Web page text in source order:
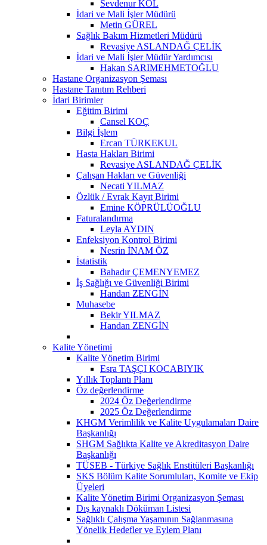
Sevdenur KOL
İdari ve Mali İşler Müdürü
Metin GÜREL
Sağlık Bakım Hizmetleri Müdürü
Revasiye ASLANDAĞ ÇELİK
İdari ve Mali İşler Müdür Yardımcısı
Hakan SARIMEHMETOĞLU
Hastane Organizasyon Şeması
Hastane Tanıtım Rehberi
İdari Birimler
Eğitim Birimi
Cansel KOÇ
Bilgi İşlem
Ercan TÜRKEKUL
Hasta Hakları Birimi
Revasiye ASLANDAĞ ÇELİK
Çalışan Hakları ve Güvenliği
Necati YILMAZ
Özlük / Evrak Kayıt Birimi
Emine KÖPRÜLÜOĞLU
Faturalandırma
Leyla AYDIN
Enfeksiyon Kontrol Birimi
Nesrin İNAM ÖZ
İstatistik
Bahadır ÇEMENYEMEZ
İş Sağlığı ve Güvenliği Birimi
Handan ZENGİN
Muhasebe
Bekir YILMAZ
Handan ZENGİN
Kalite Yönetimi
Kalite Yönetim Birimi
Esra TAŞÇI KOCABIYIK
Yıllık Toplantı Planı
Öz değerlendirme
2024 Öz Değerlendirme
2025 Öz Değerlendirme
KHGM Verimlilik ve Kalite Uygulamaları Daire
Başkanlığı
SHGM Sağlıkta Kalite ve Akreditasyon Daire
Başkanlığı
TÜSEB - Türkiye Sağlık Enstitüleri Başkanlığı
SKS Bölüm Kalite Sorumluları, Komite ve Ekip
Üyeleri
Kalite Yönetim Birimi Organizasyon Şeması
Dış kaynaklı Döküman Listesi
Sağlıklı Çalışma Yaşamının Sağlanmasına
Yönelik Hedefler ve Eylem Planı